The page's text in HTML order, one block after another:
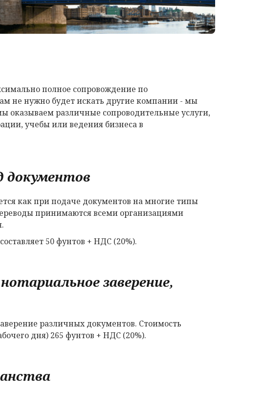
полное сопровождение по
не нужно будет искать другие компании - мы
оказываем различные сопроводительные услуги,
учебы или ведения бизнеса в
документов
как при подаче документов на многие типы
принимаются всеми организациями
50 фунтов + НДС (20%).
заверение,
различных документов. Стоимость
дня) 265 фунтов + НДС (20%).